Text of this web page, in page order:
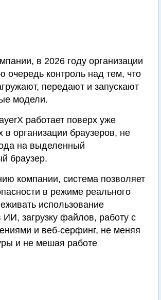
в 2026 году организации
очередь контроль над тем, что
передают и запускают
модели.
работает поверх уже
в организации браузеров, не
на выделенный
браузер.
компании, система позволяет
в режиме реального
использование
ИИ, загрузку файлов, работу с
и веб-серфинг, не меняя
и не мешая работе